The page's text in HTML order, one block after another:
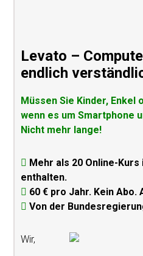
Levato –
endlich
Müssen Sie Kinder, Enkel
wenn es um Smartphone
Nicht mehr lange!
Mehr als 20 Online-
enthalten.
60 € pro Jahr. Kein Abo.
Von der
Wir,